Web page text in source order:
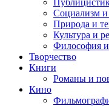
Социализм
Природа и
Культура и
Философия
Творчество
Книги
Романы и
Кино